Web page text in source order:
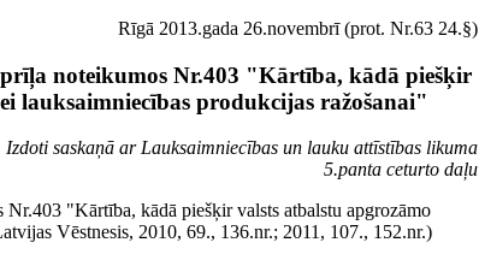
Rīgā 2013.gada 26.novembrī (prot. Nr.63 24.§)
noteikumos Nr.403 "Kārtība, kādā piešķir
lauksaimniecības produkcijas ražošanai"
Izdoti saskaņā ar Lauksaimniecības un lauku attīstības likuma
5.panta ceturto daļu
"Kārtība, kādā piešķir valsts atbalstu apgrozāmo
Vēstnesis, 2010, 69., 136.nr.; 2011, 107., 152.nr.)